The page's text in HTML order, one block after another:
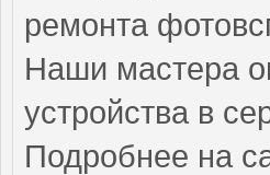
ремонта
Наши мастера
устройства в
Подробнее на